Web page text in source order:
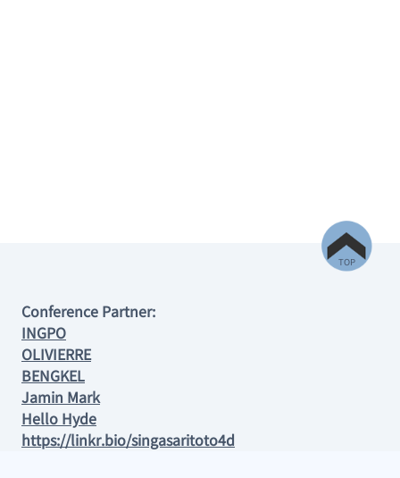
Conference Partner:
INGPO
OLIVIERRE
BENGKEL
Jamin Mark
Hello Hyde
https://linkr.bio/singasaritoto4d
TOP